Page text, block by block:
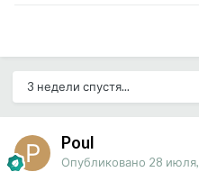
3 недели спустя...
Poul
Опубликовано 28